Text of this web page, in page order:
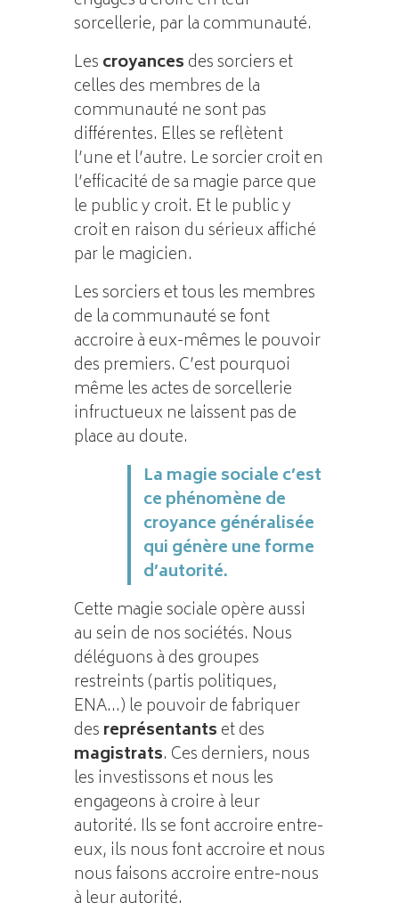
sorcellerie, par la communauté.
Lescroyancesdes sorciers et
celles des membres de la
communauté ne sont pas
différentes. Elles se reflètent
l’une et l’autre. Le sorcier croit en
l’efficacité de sa magie parce que
le public y croit. Et le public y
croit en raison du sérieux affiché
par le magicien.
Les sorciers et tous les membres
de la communauté se font
accroire à eux-mêmes le pouvoir
des premiers. C’est pourquoi
même les actes de sorcellerie
infructueux ne laissent pas de
place au doute.
La magie sociale c’est
ce phénomène de
croyance généralisée
qui génère une forme
d’autorité.
Cette magie sociale opère aussi
au sein de nos sociétés. Nous
déléguons à des groupes
restreints (partis politiques,
ENA…) le pouvoir de fabriquer
desreprésentantset des
magistrats. Ces derniers, nous
les investissons et nous les
engageons à croire à leur
autorité. Ils se font accroire entre-
eux, ils nous font accroire et nous
nous faisons accroire entre-nous
à leur autorité.